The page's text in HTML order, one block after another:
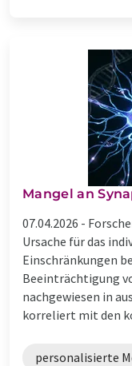
Mangel an
07.04.2026 -
Ursache für das
Einschränkungen
Beeinträchtigung
nachgewiesen in
korreliert mit den
personalisierte